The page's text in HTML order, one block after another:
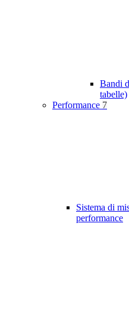
Bandi
tabelle)
Performance 7
Sistema di
performance